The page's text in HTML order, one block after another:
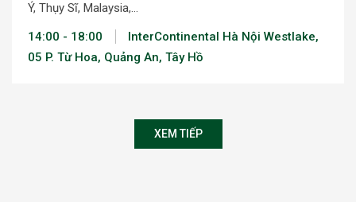
Ý, Thụy Sĩ, Malaysia,…
14:00 - 18:00
InterContinental Hà Nội Westlake,
05 P. Từ Hoa, Quảng An, Tây Hồ
XEM TIẾP